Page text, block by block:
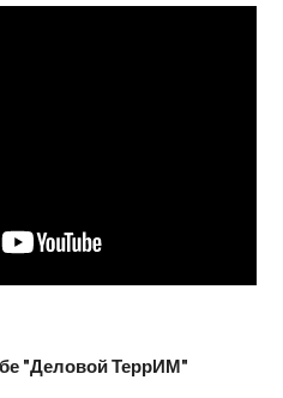
"Деловой ТеррИМ"